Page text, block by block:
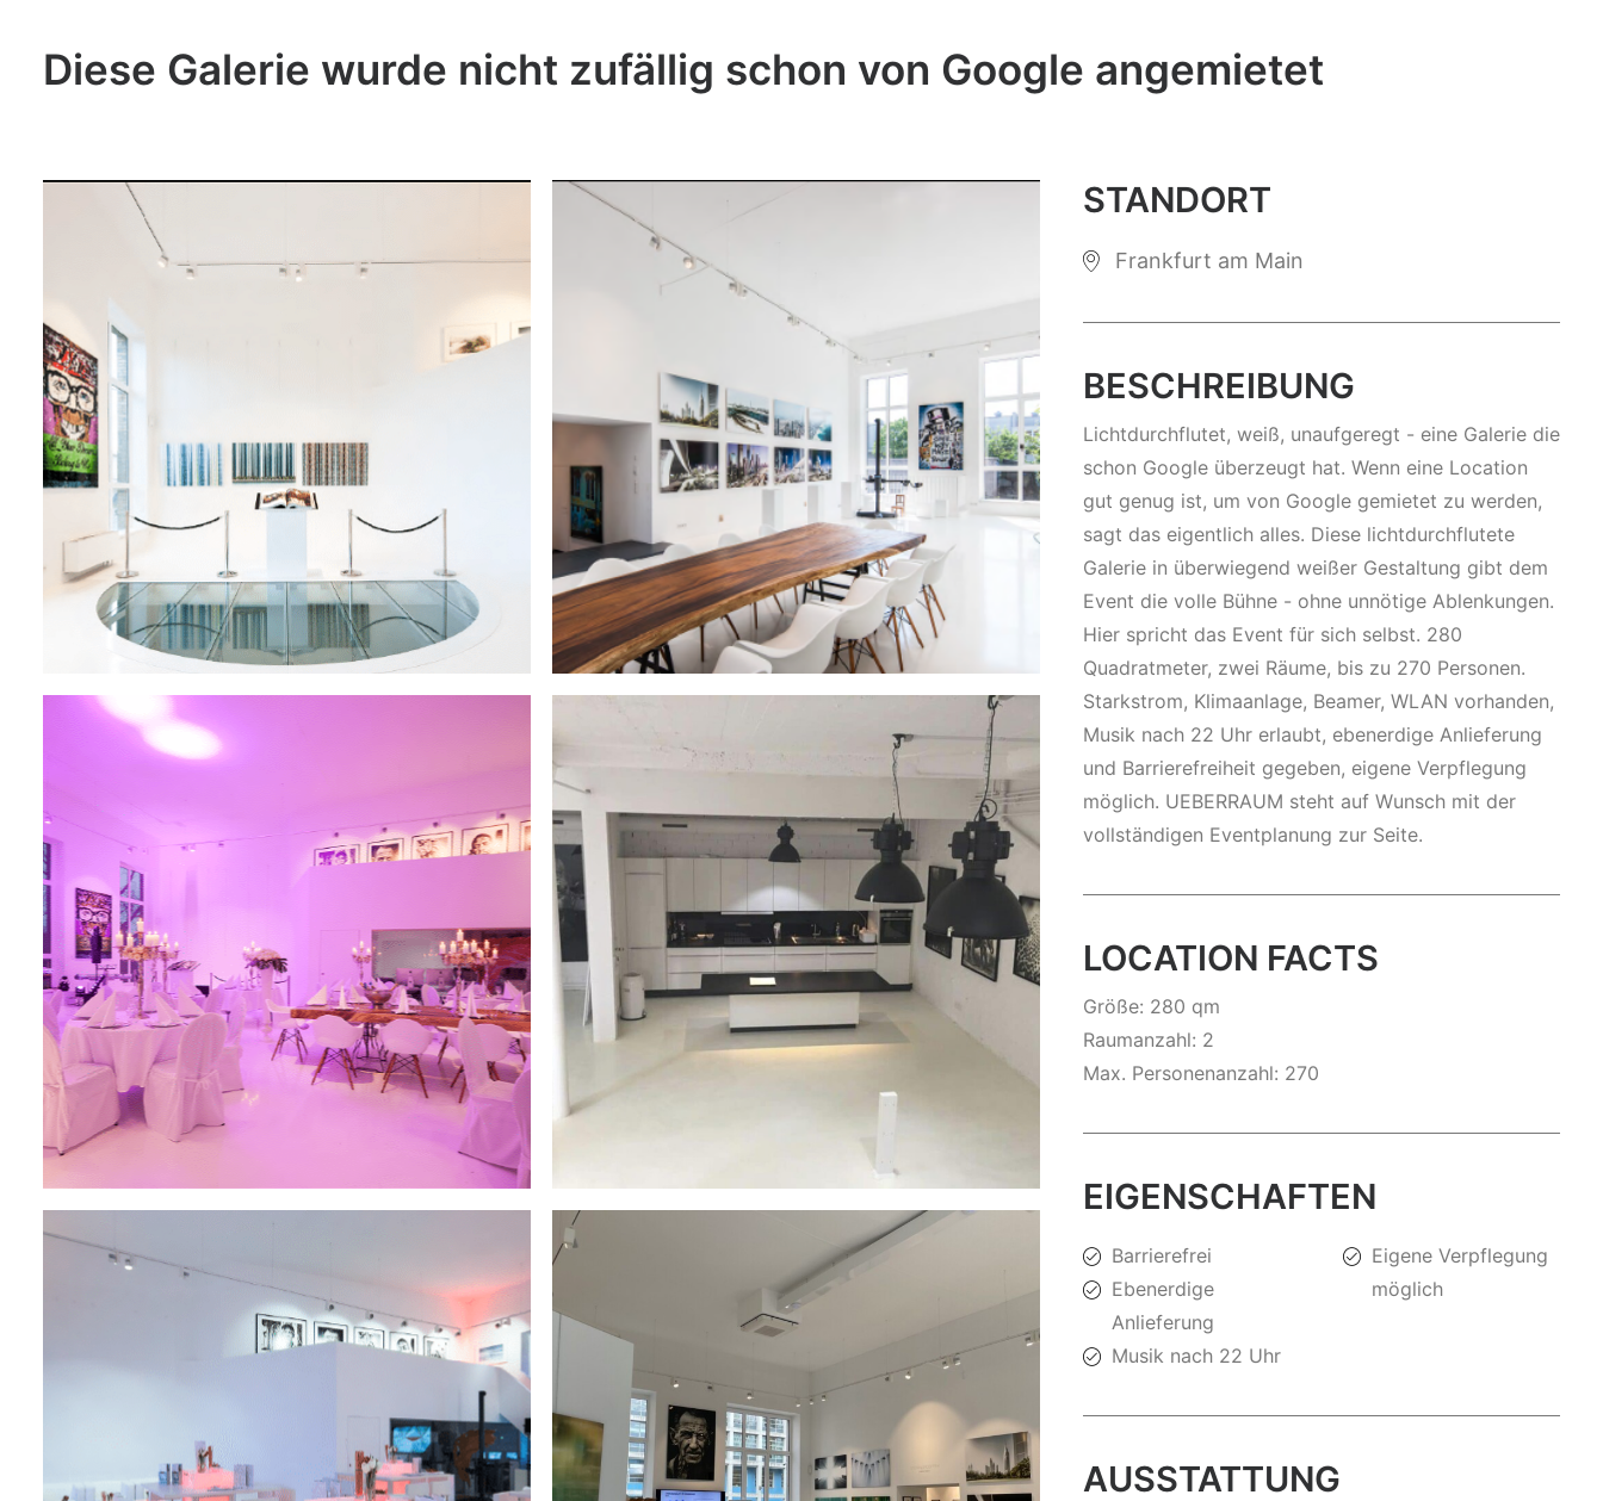
Diese Galerie wurde nicht zufällig schon von Google angemietet
STANDORT
Frankfurt am Main
BESCHREIBUNG
Lichtdurchflutet, weiß, unaufgeregt - eine Galerie die
schon Google überzeugt hat. Wenn eine Location
gut genug ist, um von Google gemietet zu werden,
sagt das eigentlich alles. Diese lichtdurchflutete
Galerie in überwiegend weißer Gestaltung gibt dem
Event die volle Bühne - ohne unnötige Ablenkungen.
Hier spricht das Event für sich selbst. 280
Quadratmeter, zwei Räume, bis zu 270 Personen.
Starkstrom, Klimaanlage, Beamer, WLAN vorhanden,
Musik nach 22 Uhr erlaubt, ebenerdige Anlieferung
und Barrierefreiheit gegeben, eigene Verpflegung
möglich. UEBERRAUM steht auf Wunsch mit der
vollständigen Eventplanung zur Seite.
LOCATION FACTS
Größe: 280 qm
Raumanzahl: 2
Max. Personenanzahl: 270
EIGENSCHAFTEN
Barrierefrei
Ebenerdige
Anlieferung
Musik nach 22 Uhr
Eigene Verpflegung
möglich
AUSSTATTUNG